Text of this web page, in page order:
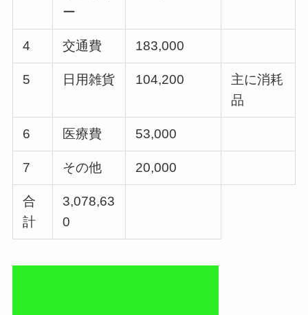
ー
4 交通費 183,000
5 日用雑貨 104,200
主に消耗
品
6 医療費 53,000
7 その他 20,000
合
計
3,078,63
0